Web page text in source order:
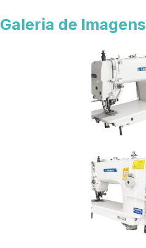
Galeria de Imagens